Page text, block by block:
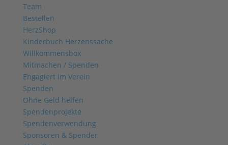
Team
Bestellen
HerzShop
Kinderbuch Herzenssache
Willkommensbox
Mitmachen / Spenden
Engagiert im Verein
Spenden
Ohne Geld helfen
Spendenprojekte
Spendenverwendung
Sponsoren & Spender